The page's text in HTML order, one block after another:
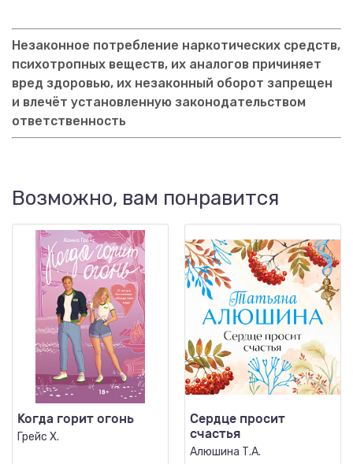
Незаконное потребление наркотических средств,
психотропных веществ, их аналогов причиняет
вред здоровью, их незаконный оборот запрещен
и влечёт установленную законодательством
ответственность
Возможно, вам понравится
Когда горит огонь
Грейс Х.
Сердце просит
счастья
Алюшина Т.А.